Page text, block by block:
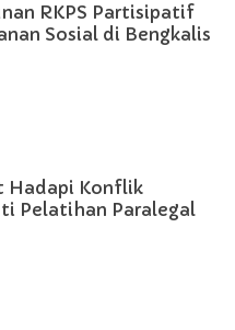
RKPS Partisipatif
Sosial di Bengkalis
Hadapi Konflik
Pelatihan Paralegal